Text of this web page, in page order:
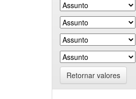
Retornar valores